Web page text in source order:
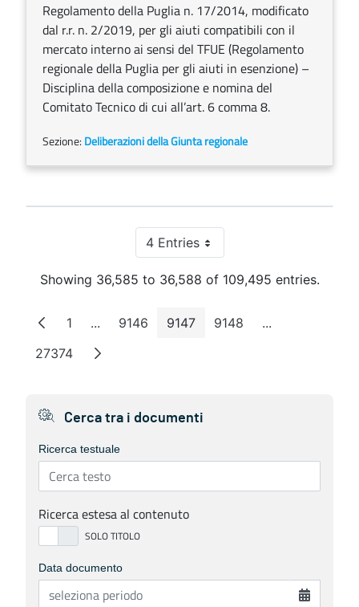
Regolamento della Puglia n. 17/2014, modificato
dal r.r. n. 2/2019, per gli aiuti compatibili con il
mercato interno ai sensi del TFUE (Regolamento
regionale della Puglia per gli aiuti in esenzione) –
Disciplina della composizione e nomina del
Comitato Tecnico di cui all’art. 6 comma 8.
Sezione: Deliberazioni della Giunta regionale
4 EntriesPer Page
Showing 36,585 to 36,588 of 109,495 entries.
Page
1 ...Intermediate Pages
Page
9146 Page
9147 Page
9148 ...Intermediate
Page
27374
Cerca tra i documenti
Ricerca testuale
Ricerca estesa al contenuto
Data documento